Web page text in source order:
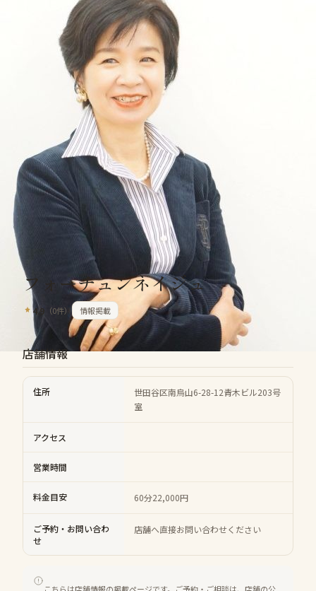
占い師を探す店舗を探すAI占い
恋愛の森🔮占い師🏪店舗
店舗を探す フォーチュンネイジュ
フォーチュンネイジュ
4.9 （0件） 情報掲載
店舗情報
住所
世田谷区南烏山6-28-12青木ビル203号
室
アクセス
営業時間
料金目安 60分22,000円
ご予約・お問い合わ
せ
店舗へ直接お問い合わせください